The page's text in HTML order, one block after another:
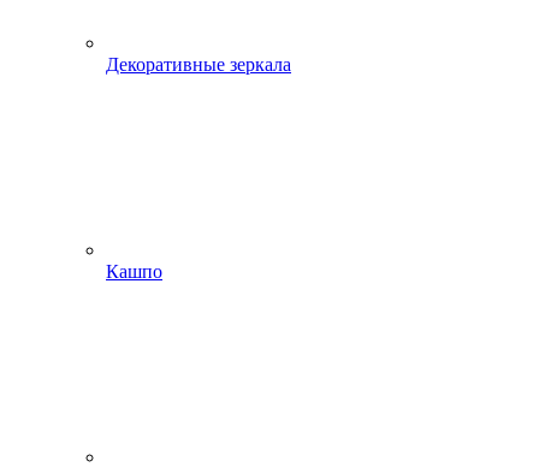
Декоративные зеркала
Кашпо